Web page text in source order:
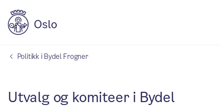
Politikk i Bydel Frogner
Utvalg og komiteer i Bydel